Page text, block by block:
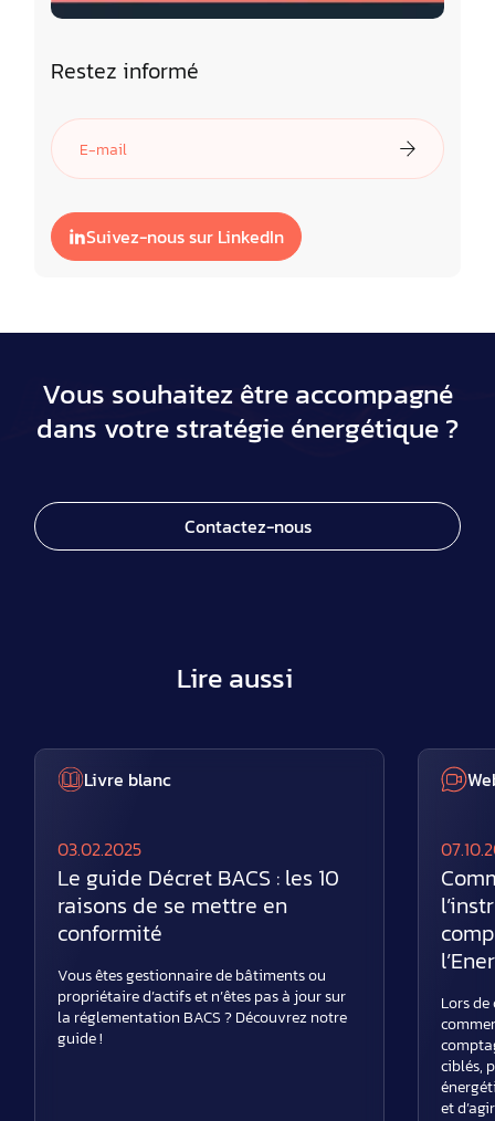
Restez informé
Suivez-nous sur LinkedIn
Vous souhaitez être accompagné
dans votre stratégie énergétique ?
Contactez-nous
Lire aussi
Livre blanc
03.02.2025
Le guide Décret BACS : les 10
raisons de se mettre en
conformité
Vous êtes gestionnaire de bâtiments ou
propriétaire d’actifs et n’êtes pas à jour sur
la réglementation BACS ? Découvrez notre
guide !
Lors
ciblés,
et